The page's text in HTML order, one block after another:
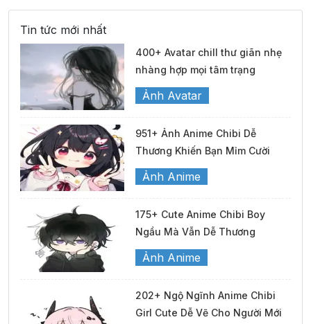
Tin tức mới nhất
400+ Avatar chill thư giãn nhẹ
nhàng hợp mọi tâm trạng
Ảnh Avatar
951+ Ảnh Anime Chibi Dễ
Thương Khiến Bạn Mỉm Cười
Ảnh Anime
175+ Cute Anime Chibi Boy
Ngầu Mà Vẫn Dễ Thương
Ảnh Anime
202+ Ngộ Ngĩnh Anime Chibi
Girl Cute Dễ Vẽ Cho Người Mới